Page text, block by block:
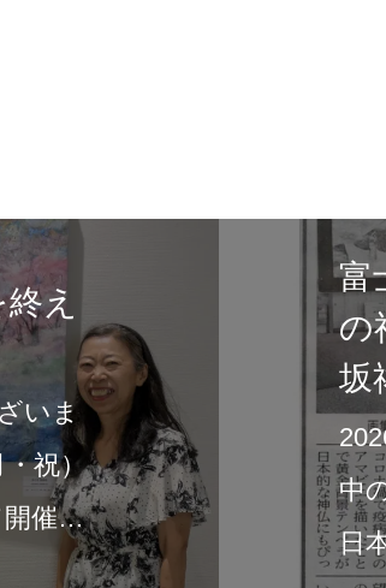
タリー
にて展
Sacred
2026年6
中央公園
の展示は